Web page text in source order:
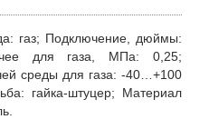
газ; Подключение, дюймы:
для газа , МПа: 0,25;
среды для газа: -40…+100
: гайка-штуцер; Материал